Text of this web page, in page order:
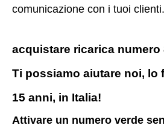
comunicazione con i tuoi clienti.
acquistare ricarica numero
Ti possiamo aiutare noi, lo
15 anni, in Italia!
Attivare un numero verde